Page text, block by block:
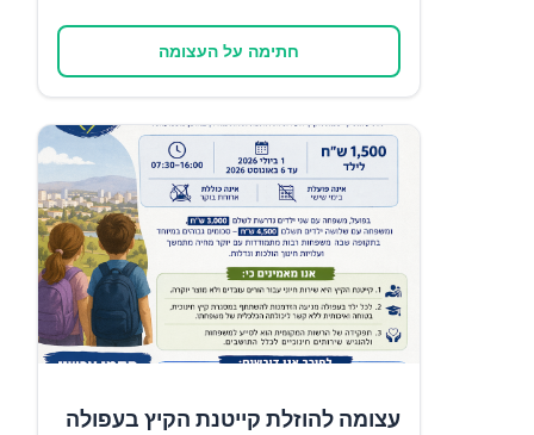
חתימה על העצומה
עצומה להוזלת קייטנת הקיץ בעפולה